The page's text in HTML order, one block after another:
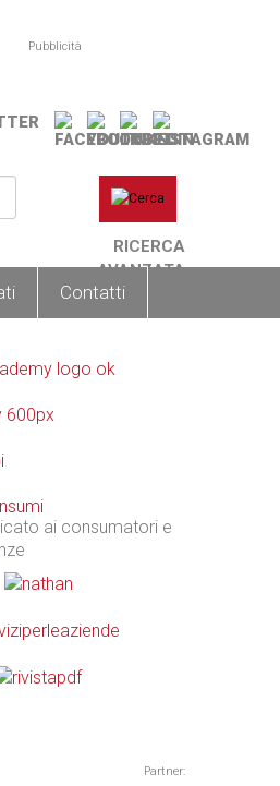
Pubblicità
RICERCA
AVANZATA
Contatti
ai consumatori e
Partner: